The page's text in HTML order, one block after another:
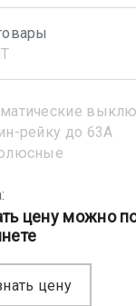
рейку до 63А
цену можно
цену